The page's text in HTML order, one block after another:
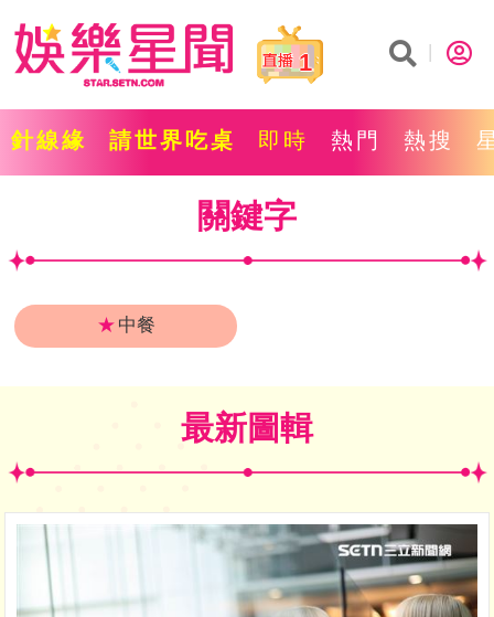
1
針線緣 請世界吃桌 即時 熱門 熱搜
關鍵字
★ 中餐
最新圖輯